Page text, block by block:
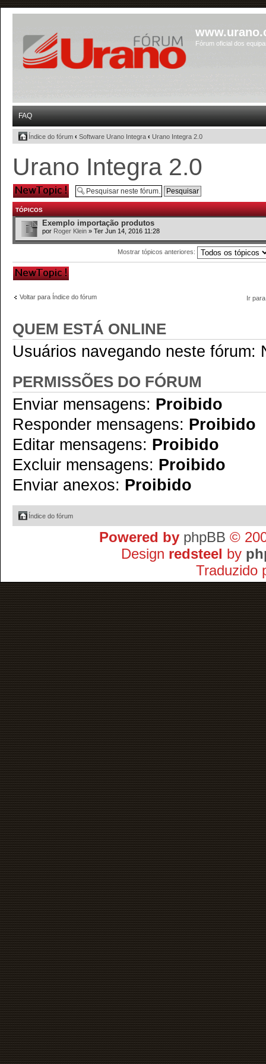
Fórum oficial dos
FAQ
Índice do fórum ‹ Software Urano Integra ‹ Urano Integra 2.0
Urano Integra 2.0
Criar um novo
tópico
TÓPICOS
Exemplo importação produtos
por Roger Klein » Ter Jun 14, 2016 11:28
Mostrar tópicos anteriores:
Criar um novo
tópico
Voltar para Índice do fórum Ir
QUEM ESTÁ ONLINE
Usuários navegando neste fórum:
PERMISSÕES DO FÓRUM
Enviar mensagens: Proibido
Responder mensagens: Proibido
Editar mensagens: Proibido
Excluir mensagens: Proibido
Enviar anexos: Proibido
Índice do fórum
Powered by phpBB ©
Design redsteel by
Traduzido